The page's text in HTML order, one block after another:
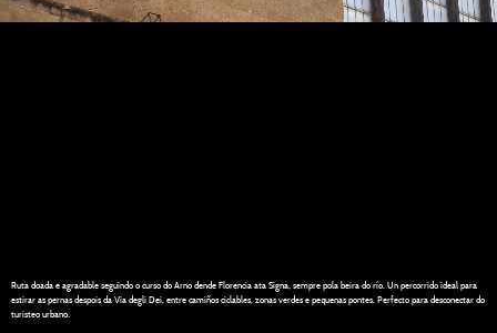
Ruta doada e agradable seguindo o curso do Arno dende Florencia ata Signa, sempre pola beira do río. Un percorrido ideal para
estirar as pernas despois da Via degli Dei, entre camiños ciclables, zonas verdes e pequenas pontes. Perfecto para desconectar do
turisteo urbano.